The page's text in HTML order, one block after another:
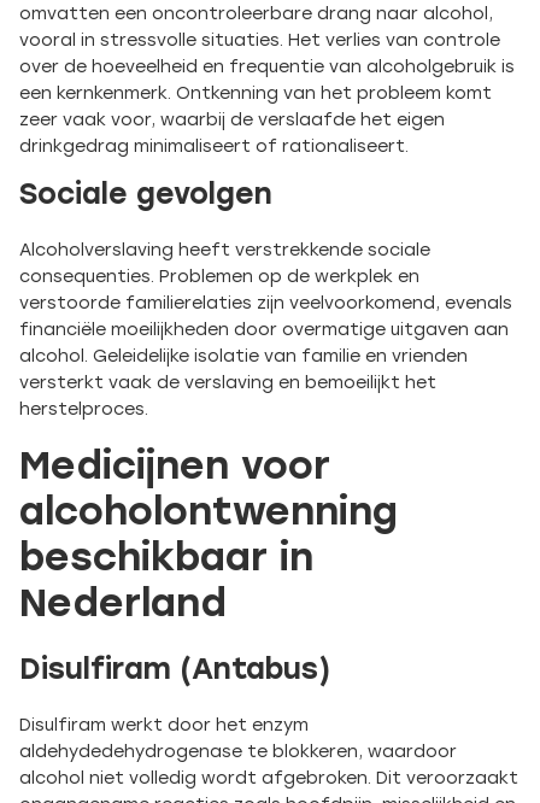
omvatten een oncontroleerbare drang naar alcohol,
vooral in stressvolle situaties. Het verlies van controle
over de hoeveelheid en frequentie van alcoholgebruik is
een kernkenmerk. Ontkenning van het probleem komt
zeer vaak voor, waarbij de verslaafde het eigen
drinkgedrag minimaliseert of rationaliseert.
Sociale gevolgen
Alcoholverslaving heeft verstrekkende sociale
consequenties. Problemen op de werkplek en
verstoorde familierelaties zijn veelvoorkomend, evenals
financiële moeilijkheden door overmatige uitgaven aan
alcohol. Geleidelijke isolatie van familie en vrienden
versterkt vaak de verslaving en bemoeilijkt het
herstelproces.
Medicijnen voor
alcoholontwenning
beschikbaar in
Nederland
Disulfiram (Antabus)
Disulfiram werkt door het enzym
aldehydedehydrogenase te blokkeren, waardoor
alcohol niet volledig wordt afgebroken. Dit veroorzaakt